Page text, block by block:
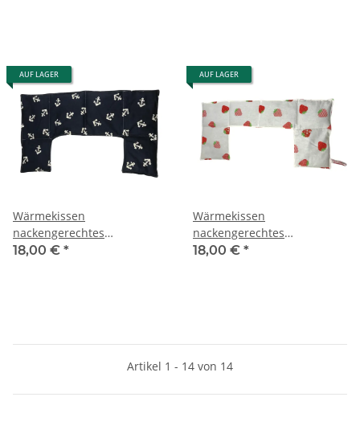
AUF LAGER
Wärmekissen
nackengerechtes
Rapssamenkissen "Anker"
18,00 € *
AUF LAGER
Wärmekissen
nackengerechtes
Rapssamenkissen
18,00 € *
Artikel 1 - 14 von 14